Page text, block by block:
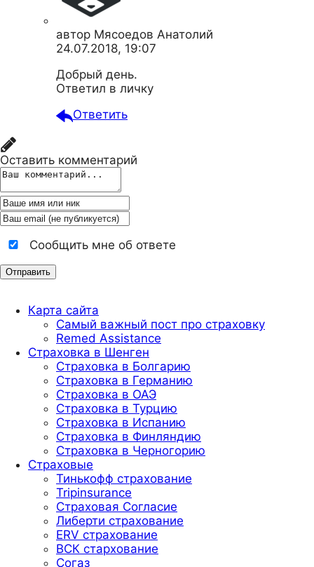
автор Мясоедов Анатолий
24.07.2018, 19:07
Добрый день.
Ответил в личку
Ответить
Оставить комментарий
Сообщить мне об ответе
Карта сайта
Самый важный пост про страховку
Remed Assistance
Страховка в Шенген
Страховка в Болгарию
Страховка в Германию
Страховка в ОАЭ
Страховка в Турцию
Страховка в Испанию
Страховка в Финляндию
Страховка в Черногорию
Страховые
Тинькофф страхование
Tripinsurance
Страховая Согласие
Либерти страхование
ERV страхование
ВСК стархование
Согаз